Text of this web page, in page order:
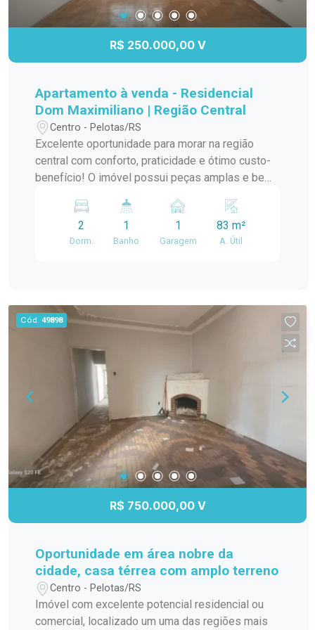
informações e agende sua visita!
R$ 250.000,00 V
Apartamento à venda - Residencial
Dom Maximiliano | Região Central
Centro - Pelotas/RS
Excelente oportunidade para morar na região
central com conforto, praticidade e ótimo custo-
benefício! O imóvel possui peças amplas e bem
funcionalidade para toda a família. Características
do apartamento: 2 dormitórios 1 banheiro
Banheiro auxiliar Quarto auxiliar, ideal para
Diferenciais: Peças grandes e bem iluminadas
Condomínio de baixo custo Região central, com
fácil acesso a comércio, escolas e serviços
Estrutura do condomínio: Cerca elétrica Interfone
Portão eletrônico Pátio coletivo Churrasqueira
Ideal para quem busca espaço, segurança e
praticidade em uma excelente localização. Entre
em contato para mais informações e agende sua
visita!
2
Dorm.
1
Banho
1
Garagem
83 m²
A. Útil
Cód. 49898
R$ 750.000,00 V
Oportunidade em área nobre da
cidade, casa térrea com amplo terreno
Centro - Pelotas/RS
Imóvel com excelente potencial residencial ou
comercial, localizado um uma das regiões mais